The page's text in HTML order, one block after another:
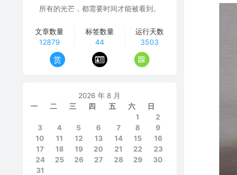
所有的光芒，都需要时间才能被看到。
文章数量
12879
标签数量
44
运行天数
3503
赏
2026 年 8 月
一
二 三 四 五 六
日
1
2
3
4 5 6 7 8
9
10
11 12 13 14 15
16
17
18 19 20 21 22
23
24
25 26 27 28 29
30
31